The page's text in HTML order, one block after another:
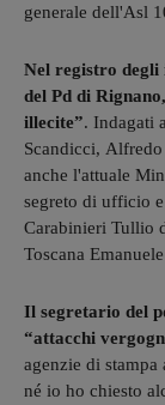
generale dell'Asl
Nel registro degli
del Pd di
illecite”. Indagati
Scandicci,
anche l'attuale
segreto di ufficio
Carabinieri Tullio
Toscana
Il segretario del
“attacchi
agenzie di
né io ho chiesto